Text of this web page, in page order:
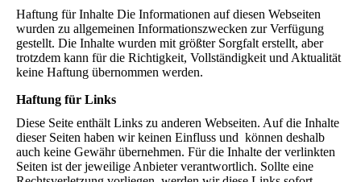
Haftung für Inhalte Die Informationen auf diesen Webseiten
wurden zu allgemeinen Informationszwecken zur Verfügung
gestellt. Die Inhalte wurden mit größter Sorgfalt erstellt, aber
trotzdem kann für die Richtigkeit, Vollständigkeit und Aktualität
keine Haftung übernommen werden.
Haftung für Links
Diese Seite enthält Links zu anderen Webseiten. Auf die Inhalte
dieser Seiten haben wir keinen Einfluss und können deshalb
auch keine Gewähr übernehmen. Für die Inhalte der verlinkten
Seiten ist der jeweilige Anbieter verantwortlich. Sollte eine